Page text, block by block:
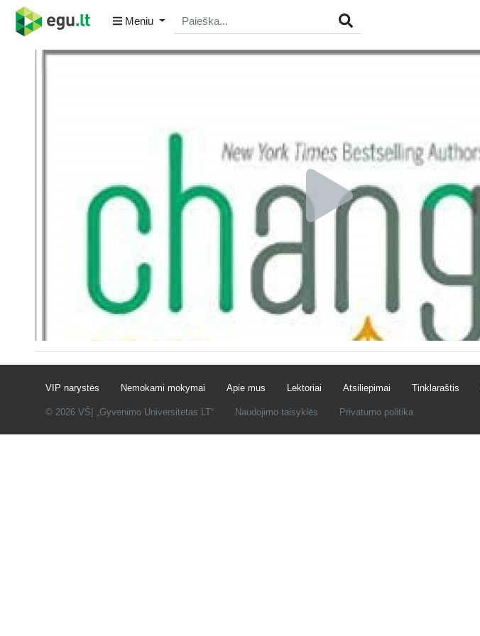
Meniu
VIP narystės Nemokami mokymai Apie mus Lektoriai Atsiliepimai Tinklaraštis
© 2026 VŠĮ „Gyvenimo Universitetas LT“ Naudojimo taisyklės Privatumo politika